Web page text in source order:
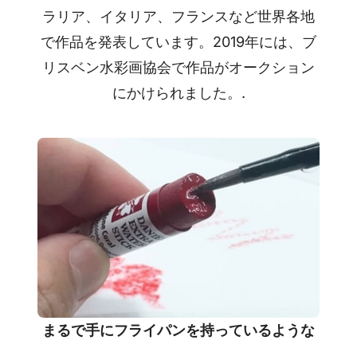
ラリア、イタリア、フランスなど世界各地
で作品を発表しています。2019年には、ブ
リスベン水彩画協会で作品がオークション
にかけられました。.
まるで手にフライパンを持っているような